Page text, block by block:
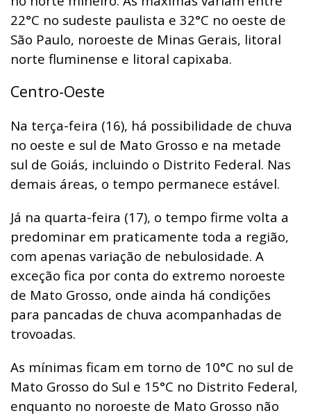
22°C no sudeste paulista e 32°C no oeste de
São Paulo, noroeste de Minas Gerais, litoral
norte fluminense e litoral capixaba.
Centro-Oeste
Na terça-feira (16), há possibilidade de chuva
no oeste e sul de Mato Grosso e na metade
sul de Goiás, incluindo o Distrito Federal. Nas
demais áreas, o tempo permanece estável.
Já na quarta-feira (17), o tempo firme volta a
predominar em praticamente toda a região,
com apenas variação de nebulosidade. A
exceção fica por conta do extremo noroeste
de Mato Grosso, onde ainda há condições
para pancadas de chuva acompanhadas de
trovoadas.
As mínimas ficam em torno de 10°C no sul de
Mato Grosso do Sul e 15°C no Distrito Federal,
enquanto no noroeste de Mato Grosso não